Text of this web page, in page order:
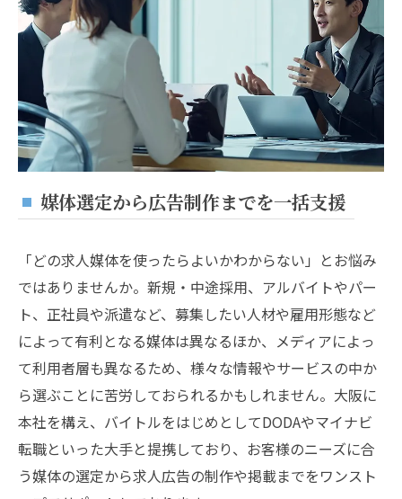
媒体選定から広告制作までを一括支援
「どの求人媒体を使ったらよいかわからない」とお悩み
ではありませんか。新規・中途採用、アルバイトやパー
ト、正社員や派遣など、募集したい人材や雇用形態など
によって有利となる媒体は異なるほか、メディアによっ
て利用者層も異なるため、様々な情報やサービスの中か
ら選ぶことに苦労しておられるかもしれません。大阪に
本社を構え、バイトルをはじめとしてDODAやマイナビ
転職といった大手と提携しており、お客様のニーズに合
う媒体の選定から求人広告の制作や掲載までをワンスト